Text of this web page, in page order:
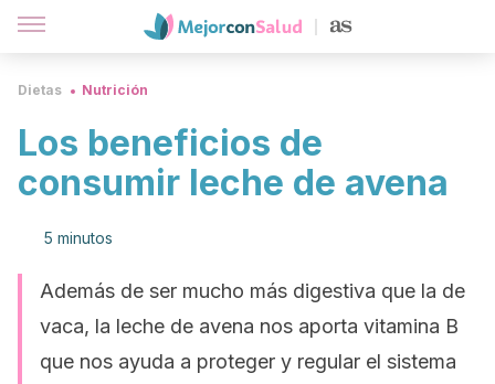
Dietas Nutrición
Los beneficios de
consumir leche de avena
5 minutos
Además de ser mucho más digestiva que la de
vaca, la leche de avena nos aporta vitamina B
que nos ayuda a proteger y regular el sistema